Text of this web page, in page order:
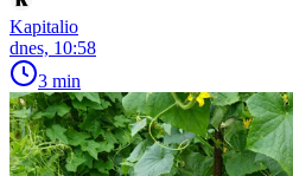
Kapitalio
dnes, 10:58
3 min